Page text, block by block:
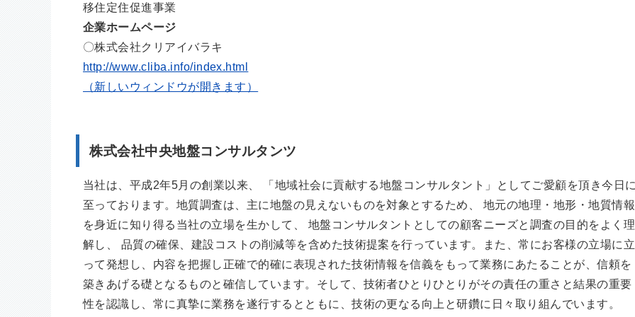
移住定住促進事業
企業ホームページ
〇株式会社クリアイバラキ
http://www.cliba.info/index.html
（新しいウィンドウが開きます）
株式会社中央地盤コンサルタンツ
当社は、平成2年5月の創業以来、 「地域社会に貢献する地盤コンサルタント」としてご愛顧を頂き今日に
至っております。地質調査は、主に地盤の見えないものを対象とするため、 地元の地理・地形・地質情報
を身近に知り得る当社の立場を生かして、 地盤コンサルタントとしての顧客ニーズと調査の目的をよく理
解し、 品質の確保、建設コストの削減等を含めた技術提案を行っています。また、常にお客様の立場に立
って発想し、内容を把握し正確で的確に表現された技術情報を信義をもって業務にあたることが、信頼を
築きあげる礎となるものと確信しています。そして、技術者ひとりひとりがその責任の重さと結果の重要
性を認識し、常に真摯に業務を遂行するとともに、技術の更なる向上と研鑽に日々取り組んでいます。